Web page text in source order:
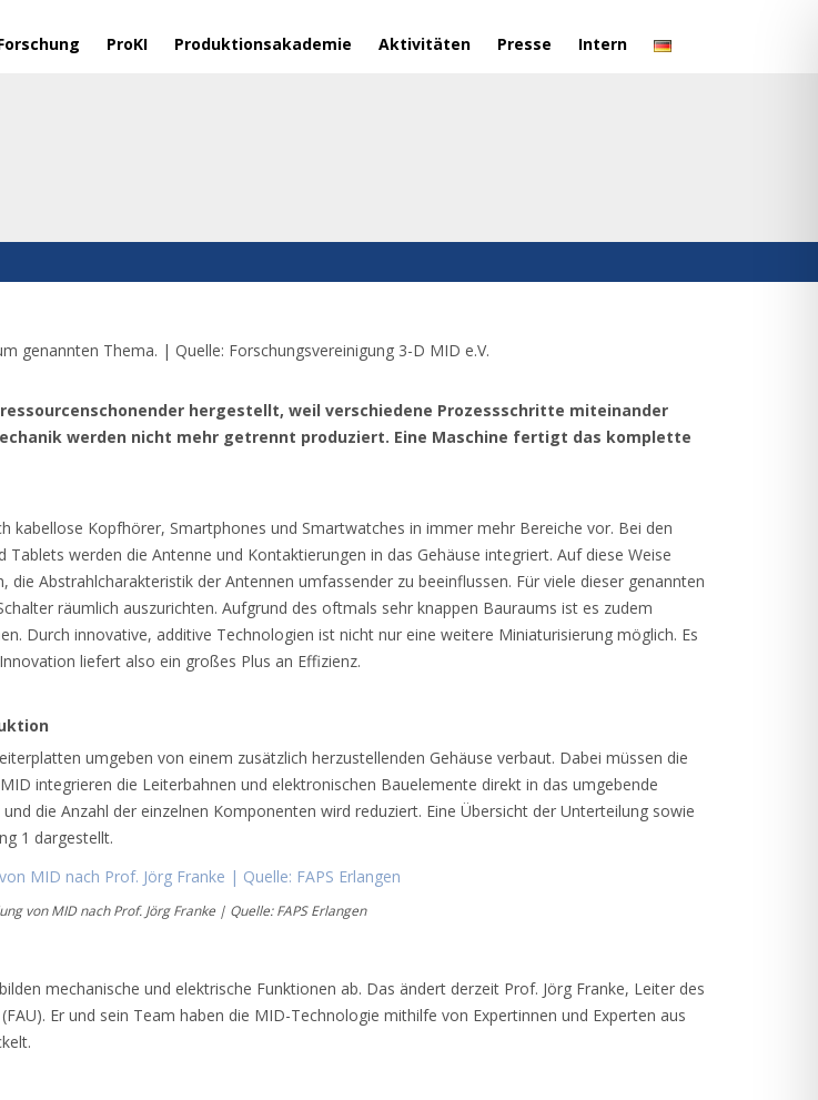
ProKI Produktionsakademie Aktivitäten Presse Intern
hergestellt, weil verschiedene Prozessschritte miteinander
werden nicht mehr getrennt produziert. Eine Maschine fertigt das komplette
kabellose Kopfhörer, Smartphones und Smartwatches in immer mehr Bereiche vor. Bei den
werden die Antenne und Kontaktierungen in das Gehäuse integriert. Auf diese Weise
Abstrahlcharakteristik der Antennen umfassender zu beeinflussen. Für viele dieser genannten
räumlich auszurichten. Aufgrund des oftmals sehr knappen Bauraums ist es zudem
Durch innovative, additive Technologien ist nicht nur eine weitere Miniaturisierung möglich. Es
liefert also ein großes Plus an Effizienz.
umgeben von einem zusätzlich herzustellenden Gehäuse verbaut. Dabei müssen die
integrieren die Leiterbahnen und elektronischen Bauelemente direkt in das umgebende
die Anzahl der einzelnen Komponenten wird reduziert. Eine Übersicht der Unterteilung sowie
1 dargestellt.
von MID nach Prof. Jörg Franke | Quelle: FAPS Erlangen
mechanische und elektrische Funktionen ab. Das ändert derzeit Prof. Jörg Franke, Leiter des
Er und sein Team haben die MID-Technologie mithilfe von Expertinnen und Experten aus